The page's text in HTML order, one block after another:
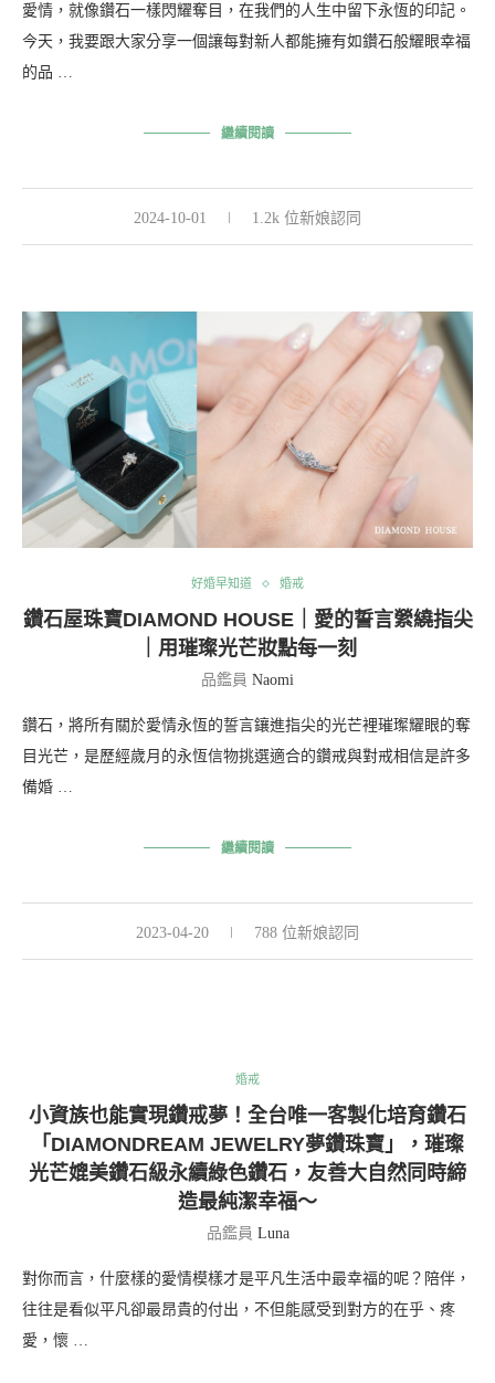
愛情，就像鑽石一樣閃耀奪目，在我們的人生中留下永恆的印記。
今天，我要跟大家分享一個讓每對新人都能擁有如鑽石般耀眼幸福
的品 …
繼續閱讀
2024-10-01 1.2k 位新娘認同
好婚早知道 婚戒
鑽石屋珠寶DIAMOND HOUSE｜愛的誓言縈繞指尖
｜用璀璨光芒妝點每一刻
品鑑員 Naomi
鑽石，將所有關於愛情永恆的誓言鑲進指尖的光芒裡璀璨耀眼的奪
目光芒，是歷經歲月的永恆信物挑選適合的鑽戒與對戒相信是許多
備婚 …
繼續閱讀
2023-04-20 788 位新娘認同
婚戒
小資族也能實現鑽戒夢！全台唯一客製化培育鑽石
「DIAMONDREAM JEWELRY夢鑽珠寶」，璀璨
光芒媲美鑽石級永續綠色鑽石，友善大自然同時締
造最純潔幸福～
品鑑員 Luna
對你而言，什麼樣的愛情模樣才是平凡生活中最幸福的呢？陪伴，
往往是看似平凡卻最昂貴的付出，不但能感受到對方的在乎、疼
愛，懷 …